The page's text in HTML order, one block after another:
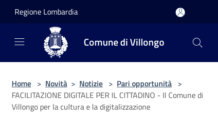
Regione Lombardia
Comune di Villongo
Home > Novità > Notizie > Pari opportunità >
FACILITAZIONE DIGITALE PER IL CITTADINO - Il Comune di
Villongo per la cultura e la digitalizzazione